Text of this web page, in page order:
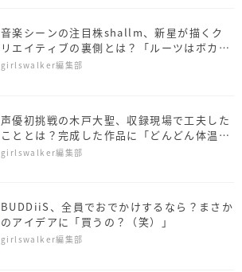
音楽シーンの注目株shallm、新星が描くク
リエイティブの裏側とは？「ルーツはボカ
ロ」
girlswalker編集部
声優初挑戦の木戸大聖、収録現場で工夫した
こととは？完成した作品に「どんどん体温
が…」
girlswalker編集部
BUDDiiS、全員でおでかけするなら？まさか
のアイデアに「買うの？（笑）」
girlswalker編集部